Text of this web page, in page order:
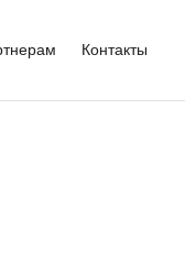
Контакты